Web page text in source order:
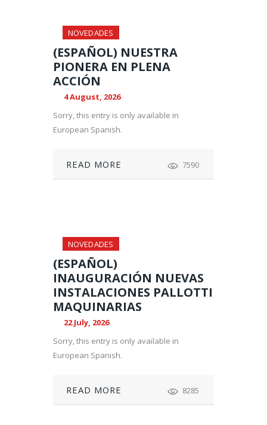
NOVEDADES
(ESPAÑOL) NUESTRA
PIONERA EN PLENA
ACCIÓN
4 August, 2026
Sorry, this entry is only available in
European Spanish.
READ MORE 7590
NOVEDADES
(ESPAÑOL)
INAUGURACIÓN NUEVAS
INSTALACIONES PALLOTTI
MAQUINARIAS
22 July, 2026
Sorry, this entry is only available in
European Spanish.
READ MORE 8285